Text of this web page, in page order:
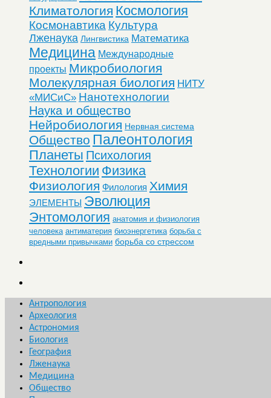
Климатология Космология
Космонавтика Культура
Лженаука Лингвистика Математика
Медицина Международные
проекты Микробиология
Молекулярная биология НИТУ
«МИСиС» Нанотехнологии
Наука и общество
Нейробиология Нервная система
Общество Палеонтология
Планеты Психология
Технологии Физика
Физиология Филология Химия
ЭЛЕМЕНТЫ Эволюция
Энтомология анатомия и физиология
человека антиматерия биоэнергетика борьба с
вредными привычками борьба со стрессом
Антропология
Археология
Астрономия
Биология
География
Лженаука
Медицина
Общество